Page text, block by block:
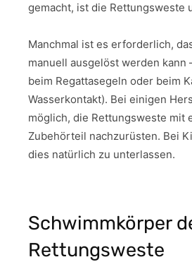
gemacht, ist die Rettungsweste
Manchmal ist es erforderlich,
manuell ausgelöst werden kann
beim Regattasegeln oder beim
Wasserkontakt). Bei einigen
möglich, die Rettungsweste mit
Zubehörteil nachzurüsten. Bei
dies natürlich zu unterlassen.
Schwimmkörper
Rettungsweste